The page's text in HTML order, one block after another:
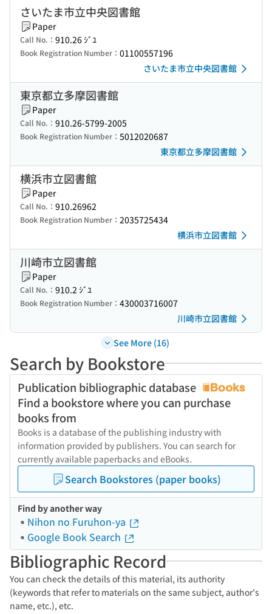
さいたま市立中央図書館
Paper
Call No.： 910.26 ｼﾞﾕ
Book Registration Number： 01100557196
さいたま市立中央図書館
東京都立多摩図書館
Paper
Call No.： 910.26-5799-2005
Book Registration Number： 5012020687
東京都立多摩図書館
横浜市立図書館
Paper
Call No.： 910.26962
Book Registration Number： 2035725434
横浜市立図書館
川崎市立図書館
Paper
Call No.： 910.2 ｼﾞﾕ
Book Registration Number： 430003716007
川崎市立図書館
See More (16)
Search by Bookstore
Publication bibliographic database
Find a bookstore where you can purchase
books from
Books is a database of the publishing industry with
information provided by publishers. You can search for
currently available paperbacks and eBooks.
Search Bookstores (paper books)
Find by another way
Nihon no Furuhon-ya
Google Book Search
Bibliographic Record
You can check the details of this material, its authority
(keywords that refer to materials on the same subject, author's
name, etc.), etc.